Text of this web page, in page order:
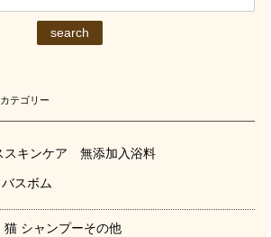
search
カテゴリー
スキンケア 無添加入浴料
スボム
猫 シャンプーその他